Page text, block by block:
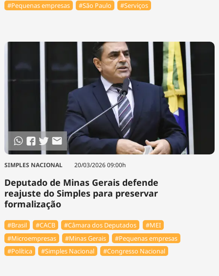
#Pequenas empresas
#São Paulo #Serviços
SIMPLES NACIONAL 20/03/2026 09:00h
Deputado de Minas Gerais defende
reajuste do Simples para preservar
formalização
#Brasil #⁠CACB #Câmara dos Deputados
#MEI
#Microempresas
#Minas Gerais
#Pequenas empresas
#Política
#Simples Nacional #Congresso Nacional